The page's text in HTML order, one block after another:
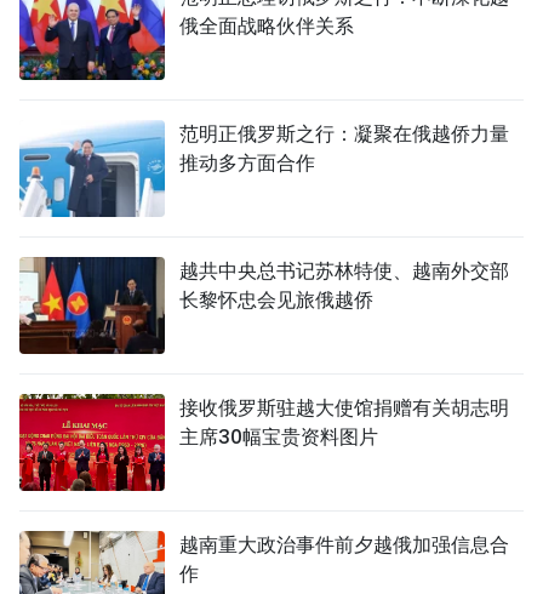
ENGLISH
РУССКИЙ
俄全面战略伙伴关系
范明正俄罗斯之行：凝聚在俄越侨力量
推动多方面合作
越共中央总书记苏林特使、越南外交部
长黎怀忠会见旅俄越侨
接收俄罗斯驻越大使馆捐赠有关胡志明
主席30幅宝贵资料图片
越南重大政治事件前夕越俄加强信息合
作